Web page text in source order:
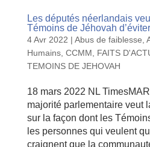
Les députés néerlandais
Témoins de Jéhovah
4 Avr 2022 | Abus de faiblesse,
Humains, CCMM, FAITS
TEMOINS DE JEHOVAH
18 mars 2022 NL
majorité parlementaire veut
sur la façon dont les
les personnes qui veulent
craignent que la